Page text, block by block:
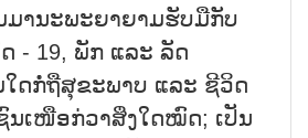
ານະພະຍາຍາມຮັບມືກັບ
- 19, ພັກ ແລະ ລັດ
ດກໍ່ຖືສຸຂະພາບ ແລະ ຊີວິດ
ນເໜືອກ່ວາສິ່ງໃດໝົດ; ເປັນ